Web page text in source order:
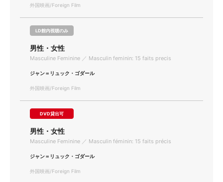
外国映画/Foreign Film
LD館内視聴のみ
男性・女性
Masculine Feminine ／ Masculin feminin: 15 faits precis
ジャン＝リュック・ゴダール
外国映画/Foreign Film
DVD貸出可
男性・女性
Masculine Feminine ／ Masculin féminin: 15 faits précis
ジャン＝リュック・ゴダール
外国映画/Foreign Film